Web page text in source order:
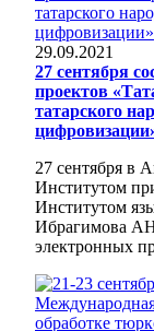
29.09.2021
27 сентября
проектов
татарского
27 сентября в
Институтом
Институтом
Ибрагимова
электронных